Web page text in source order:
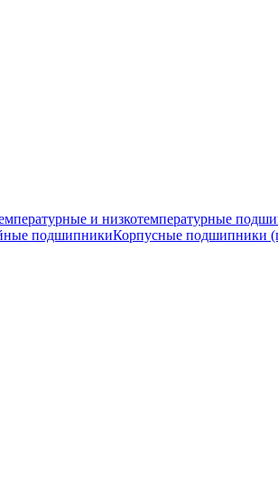
и низкотемпературные
подшипникиКорпусные подшипники